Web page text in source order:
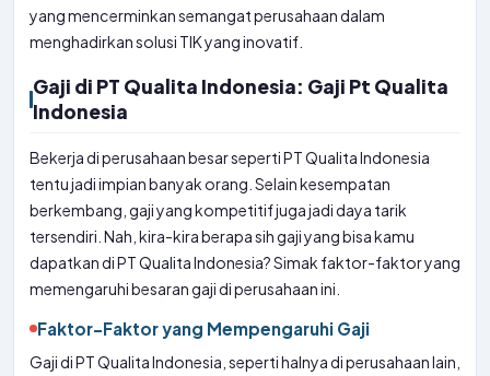
yang mencerminkan semangat perusahaan dalam
menghadirkan solusi TIK yang inovatif.
Gaji di PT Qualita Indonesia: Gaji Pt Qualita
Indonesia
Bekerja di perusahaan besar seperti PT Qualita Indonesia
tentu jadi impian banyak orang. Selain kesempatan
berkembang, gaji yang kompetitif juga jadi daya tarik
tersendiri. Nah, kira-kira berapa sih gaji yang bisa kamu
dapatkan di PT Qualita Indonesia? Simak faktor-faktor yang
memengaruhi besaran gaji di perusahaan ini.
Faktor-Faktor yang Mempengaruhi Gaji
Gaji di PT Qualita Indonesia, seperti halnya di perusahaan lain,